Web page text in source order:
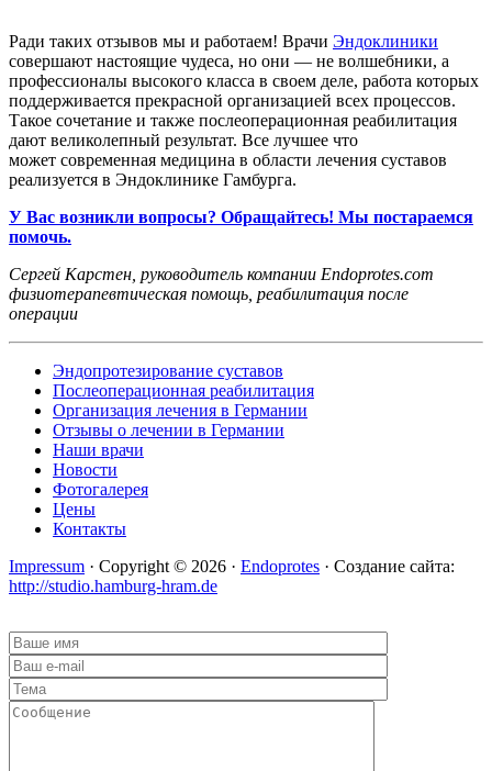
Ради таких отзывов мы и работаем! Врачи Эндоклиники
совершают настоящие чудеса, но они — не волшебники, а
профессионалы высокого класса в своем деле, работа которых
поддерживается прекрасной организацией всех процессов.
Такое сочетание и также послеоперационная реабилитация
дают великолепный результат. Все лучшее что
может современная медицина в области лечения суставов
реализуется в Эндоклинике Гамбурга.
У Вас возникли вопросы? Обращайтесь! Мы постараемся
помочь.
Сергей Карстен, руководитель компании Endoprotes.com
физиотерапевтическая помощь, реабилитация после
операции
Эндопротезирование суставов
Послеоперационная реабилитация
Организация лечения в Германии
Отзывы о лечении в Германии
Наши врачи
Новости
Фотогалерея
Цены
Контакты
Impressum · Copyright © 2026 · Endoprotes · Создание сайта:
http://studio.hamburg-hram.de